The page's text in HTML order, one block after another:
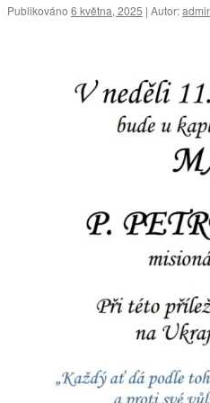
Publikováno 6 května, 2025 | Autor: